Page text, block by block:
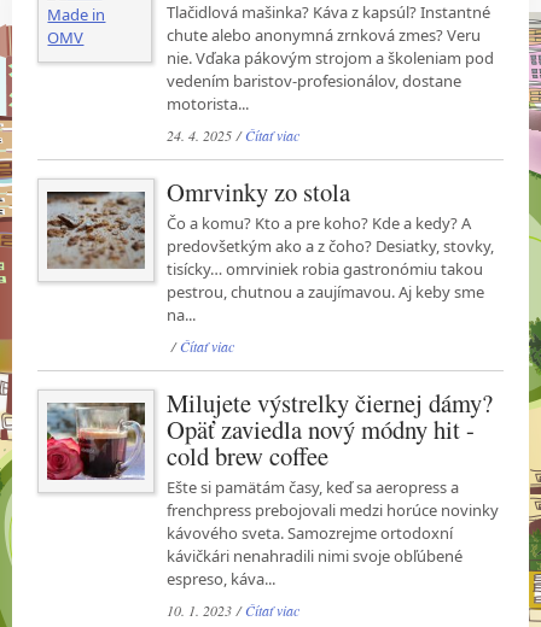
Tlačidlová mašinka? Káva z kapsúl? Instantné
chute alebo anonymná zrnková zmes? Veru
nie. Vďaka pákovým strojom a školeniam pod
vedením baristov-profesionálov, dostane
motorista...
24. 4. 2025 /Čítať viac
Omrvinky zo stola
Čo a komu? Kto a pre koho? Kde a kedy? A
predovšetkým ako a z čoho? Desiatky, stovky,
tisícky… omrviniek robia gastronómiu takou
pestrou, chutnou a zaujímavou. Aj keby sme
na...
/Čítať viac
Milujete výstrelky čiernej dámy?
Opäť zaviedla nový módny hit -
cold brew coffee
Ešte si pamätám časy, keď sa aeropress a
frenchpress prebojovali medzi horúce novinky
kávového sveta. Samozrejme ortodoxní
kávičkári nenahradili nimi svoje obľúbené
espreso, káva...
10. 1. 2023 /Čítať viac